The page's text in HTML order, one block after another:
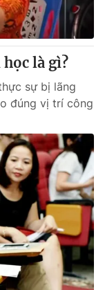
Quốc Thắng,
là gì?
sự bị lãng
đúng vị trí công